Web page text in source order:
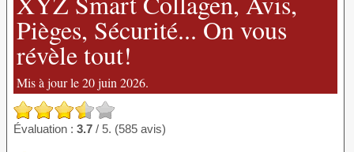
Pièges, Sécurité... On vous
révèle tout!
Mis à jour le 20 juin 2026.
Évaluation : 3.7 / 5. (585 avis)